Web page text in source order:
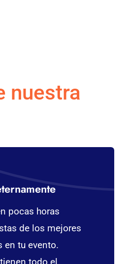
nuestra
pocas horas
de los mejores
en tu evento.